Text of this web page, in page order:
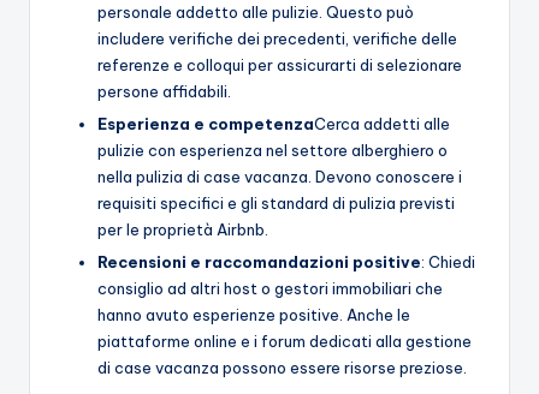
personale addetto alle pulizie. Questo può
includere verifiche dei precedenti, verifiche delle
referenze e colloqui per assicurarti di selezionare
persone affidabili.
Esperienza e competenzaCerca addetti alle
pulizie con esperienza nel settore alberghiero o
nella pulizia di case vacanza. Devono conoscere i
requisiti specifici e gli standard di pulizia previsti
per le proprietà Airbnb.
Recensioni e raccomandazioni positive: Chiedi
consiglio ad altri host o gestori immobiliari che
hanno avuto esperienze positive. Anche le
piattaforme online e i forum dedicati alla gestione
di case vacanza possono essere risorse preziose.